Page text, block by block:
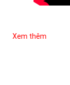
Xem thêm